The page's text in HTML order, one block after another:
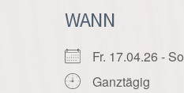
WANN
Fr. 17.04.26 -
Ganztägig